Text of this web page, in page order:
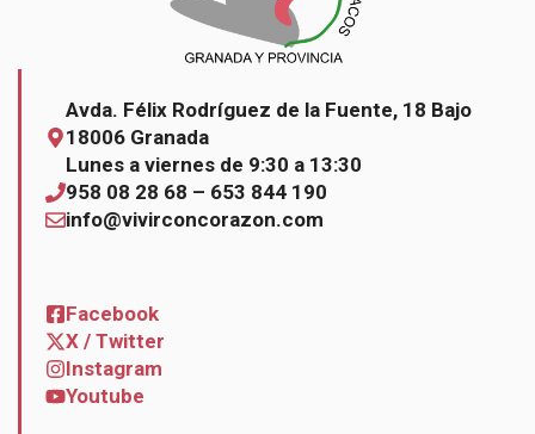
Avda. Félix Rodríguez de la Fuente, 18 Bajo
18006 Granada
Lunes a viernes de 9:30 a 13:30
958 08 28 68 – 653 844 190
info@vivirconcorazon.com
Facebook
X / Twitter
Instagram
Youtube